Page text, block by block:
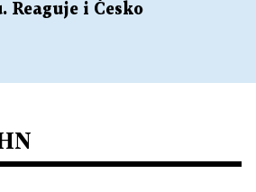
Reaguje i Česko